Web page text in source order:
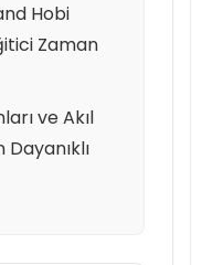
Hobi
Zaman
ve Akıl